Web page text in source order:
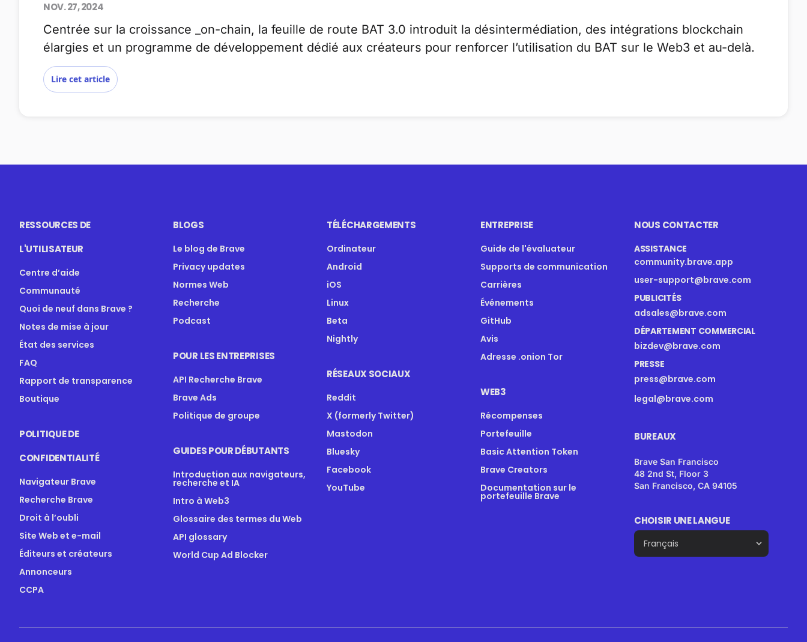
NOV. 27, 2024
Centrée sur la croissance _on-chain, la feuille de route BAT 3.0 introduit la désintermédiation, des intégrations blockchain
élargies et un programme de développement dédié aux créateurs pour renforcer l’utilisation du BAT sur le Web3 et au-delà.
Lire cet article
RESSOURCES DE
L'UTILISATEUR
Centre d’aide
Communauté
Quoi de neuf dans Brave ?
Notes de mise à jour
État des services
FAQ
Rapport de transparence
Boutique
POLITIQUE DE
CONFIDENTIALITÉ
Navigateur Brave
Recherche Brave
Droit à l’oubli
Site Web et e-mail
Éditeurs et créateurs
Annonceurs
CCPA
BLOGS
Le blog de Brave
Privacy updates
Normes Web
Recherche
Podcast
POUR LES ENTREPRISES
API Recherche Brave
Brave Ads
Politique de groupe
GUIDES POUR DÉBUTANTS
Introduction aux navigateurs,
recherche et IA
Intro à Web3
Glossaire des termes du Web
API glossary
World Cup Ad Blocker
TÉLÉCHARGEMENTS
Ordinateur
Android
iOS
Linux
Beta
Nightly
RÉSEAUX SOCIAUX
Reddit
X (formerly Twitter)
Mastodon
Bluesky
Facebook
YouTube
ENTREPRISE
Guide de l'évaluateur
Supports de communication
Carrières
Événements
GitHub
Avis
Adresse .onion Tor
WEB3
Récompenses
Portefeuille
Basic Attention Token
Brave Creators
Documentation sur le
portefeuille Brave
NOUS CONTACTER
ASSISTANCE
community.brave.app
user-support@brave.com
PUBLICITÉS
adsales@brave.com
DÉPARTEMENT COMMERCIAL
bizdev@brave.com
PRESSE
press@brave.com
legal@brave.com
BUREAUX
Brave San Francisco
48 2nd St, Floor 3
San Francisco, CA 94105
CHOISIR UNE LANGUE